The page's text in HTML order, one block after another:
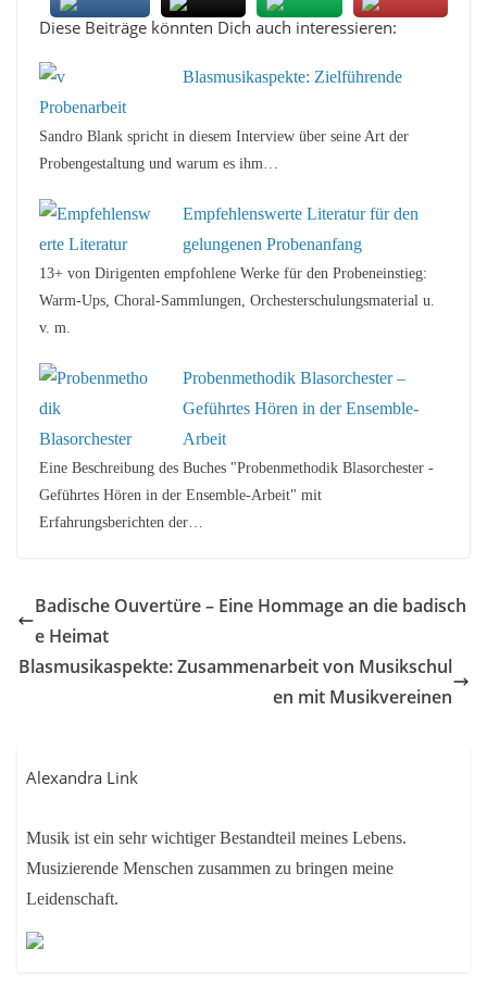
Diese Beiträge könnten Dich auch interessieren:
Blasmusikaspekte: Zielführende
Probenarbeit
Sandro Blank spricht in diesem Interview über seine Art der
Probengestaltung und warum es ihm…
Empfehlenswerte Literatur für den
gelungenen Probenanfang
13+ von Dirigenten empfohlene Werke für den Probeneinstieg:
Warm-Ups, Choral-Sammlungen, Orchesterschulungsmaterial u.
v. m.
Probenmethodik Blasorchester –
Geführtes Hören in der Ensemble-
Arbeit
Eine Beschreibung des Buches "Probenmethodik Blasorchester -
Geführtes Hören in der Ensemble-Arbeit" mit
Erfahrungsberichten der…
Badische Ouvertüre – Eine Hommage an die badisch
e Heimat
Blasmusikaspekte: Zusammenarbeit von Musikschul
en mit Musikvereinen
Alexandra Link
Musik ist ein sehr wichtiger Bestandteil meines Lebens.
Musizierende Menschen zusammen zu bringen meine
Leidenschaft.